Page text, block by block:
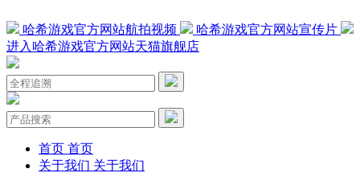
哈希游戏官方网站航拍视频
哈希游戏官方网站宣传片
进入哈希游戏官方网站天猫旗舰店
首页 首页
关于我们 关于我们